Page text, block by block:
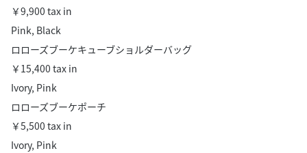
￥9,900 tax in
Pink, Black
ロローズブーケキューブショルダーバッグ
￥15,400 tax in
Ivory, Pink
ロローズブーケポーチ
￥5,500 tax in
Ivory, Pink